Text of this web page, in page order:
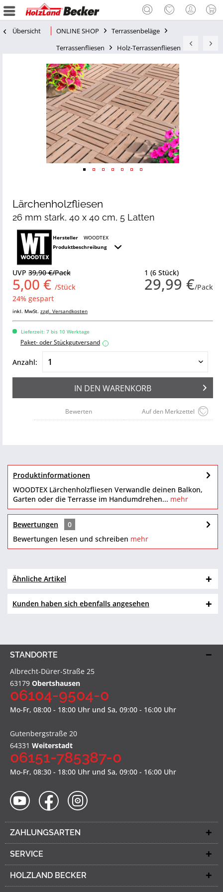
Übersicht ONLINE SHOP
Terrassenbeläge
Terrassenfliesen
Holz-Terrassenfliesen
Lärchenholzfliesen
26 mm stark, 40 x 40 cm, 5 Latten
Hersteller
WOODTEX
Produktbeschreibung
1 (6 Stück)
29,99 €/Pack
UVP 39,90 €/Pack
5,00 € /Stück
24% gespart
inkl. MwSt. zzgl. Versandkosten
Lieferzeit: 7 bis 10 Werktage
Paket- oder Stückgutversand i
Anzahl:
IN DEN WARENKORB
Auf den Merkzettel
Bewerten
Produktinformationen
WOODTEX Lärchenholzfliesen Verwandle deinen Balkon,
Garten oder die Terrasse im Handumdrehen... mehr
Bewertungen
0
Bewertungen lesen und schreiben mehr
Ähnliche Artikel
Kunden haben sich ebenfalls angesehen
STANDORTE
Albrecht-Dürer-Straße 25
63179 Obertshausen
06104-9504-0
Mo-Fr, 08:00 - 18:00 Uhr und Sa, 09:00 - 16:00 Uhr
Gutenbergstraße 20
64331 Weiterstadt
06151-785387-0
Mo-Fr, 08:30 - 18:00 Uhr und Sa, 09:00 - 16:00 Uhr
ZAHLUNGSARTEN
SERVICE
HOLZLAND BECKER